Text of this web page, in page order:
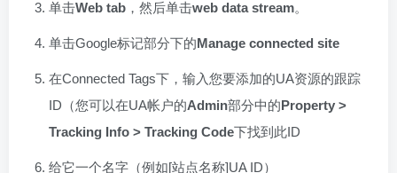
单击Web tab ，然后单击web data stream。
单击Google标记部分下的Manage connected site
在Connected Tags下，输入您要添加的UA资源的跟踪
ID（您可以在UA帐户的Admin部分中的Property >
Tracking Info > Tracking Code下找到此ID
给它一个名字（例如[站点名称]UA ID）